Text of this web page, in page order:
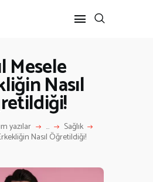
Mesele
Nasıl
yazılar ... Sağlık
Nasıl Öğretildiği!